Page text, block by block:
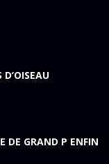
DE GRAND P ENFIN